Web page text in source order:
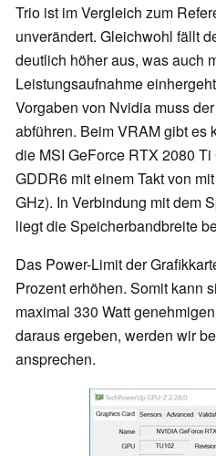
Trio ist im Vergleich zum
unverändert. Gleichwohl fällt
deutlich höher aus, was auch
Leistungsaufnahme
Vorgaben von Nvidia muss
abführen. Beim VRAM gibt es
die MSI GeForce RTX 2080
GDDR6 mit einem Takt von
GHz). In Verbindung mit dem
liegt die Speicherbandbreite
Das Power-Limit der
Prozent erhöhen. Somit kann
maximal 330 Watt
daraus ergeben, werden wir
ansprechen.